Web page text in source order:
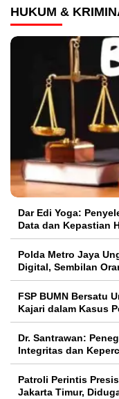
HUKUM &
Dar Edi Yoga:
Data dan Kepastian
Polda Metro Jaya
Digital, Sembilan
FSP BUMN Bersatu
Kajari dalam Kasus
Dr. Santrawan:
Integritas dan
Patroli Perintis
Jakarta Timur,